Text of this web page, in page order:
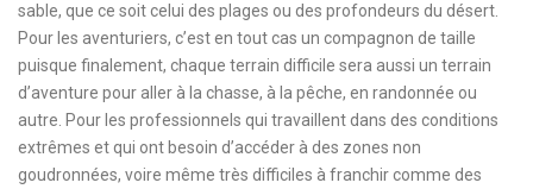
sable, que ce soit celui des plages ou des profondeurs du désert.
Pour les aventuriers, c’est en tout cas un compagnon de taille
puisque finalement, chaque terrain difficile sera aussi un terrain
d’aventure pour aller à la chasse, à la pêche, en randonnée ou
autre. Pour les professionnels qui travaillent dans des conditions
extrêmes et qui ont besoin d’accéder à des zones non
goudronnées, voire même très difficiles à franchir comme des